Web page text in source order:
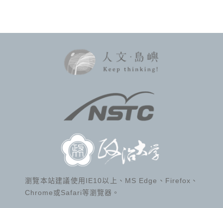
瀏覽本站建議使用IE10以上、MS Edge、Firefox、
Chrome或Safari等瀏覽器。